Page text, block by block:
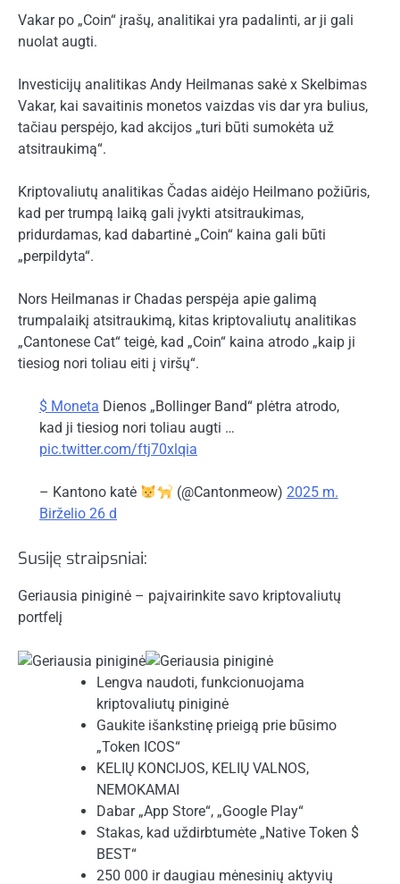
Vakar po „Coin“ įrašų, analitikai yra padalinti, ar ji gali
nuolat augti.
Investicijų analitikas Andy Heilmanas sakė x Skelbimas
Vakar, kai savaitinis monetos vaizdas vis dar yra bulius,
tačiau perspėjo, kad akcijos „turi būti sumokėta už
atsitraukimą“.
Kriptovaliutų analitikas Čadas aidėjo Heilmano požiūris,
kad per trumpą laiką gali įvykti atsitraukimas,
pridurdamas, kad dabartinė „Coin“ kaina gali būti
„perpildyta“.
Nors Heilmanas ir Chadas perspėja apie galimą
trumpalaikį atsitraukimą, kitas kriptovaliutų analitikas
„Cantonese Cat“ teigė, kad „Coin“ kaina atrodo „kaip ji
tiesiog nori toliau eiti į viršų“.
$ Moneta Dienos „Bollinger Band“ plėtra atrodo,
kad ji tiesiog nori toliau augti …
pic.twitter.com/ftj70xlqia
– Kantono katė (@Cantonmeow) 2025 m.
Birželio 26 d
Susiję straipsniai:
Geriausia piniginė – paįvairinkite savo kriptovaliutų
portfelį
Lengva naudoti, funkcionuojama
kriptovaliutų piniginė
Gaukite išankstinę prieigą prie būsimo
„Token ICOS“
KELIŲ KONCIJOS, KELIŲ VALNOS,
NEMOKAMAI
Dabar „App Store“, „Google Play“
Stakas, kad uždirbtumėte „Native Token $
BEST“
250 000 ir daugiau mėnesinių aktyvių